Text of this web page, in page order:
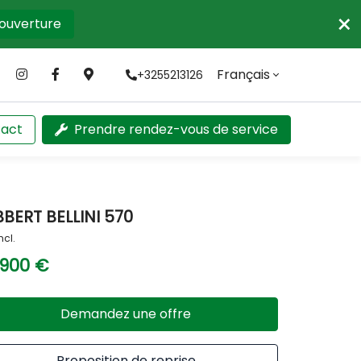
×
+3255213126 Français
Prendre rendez-vous de service
BELLINI 570
€
Demandez une offre